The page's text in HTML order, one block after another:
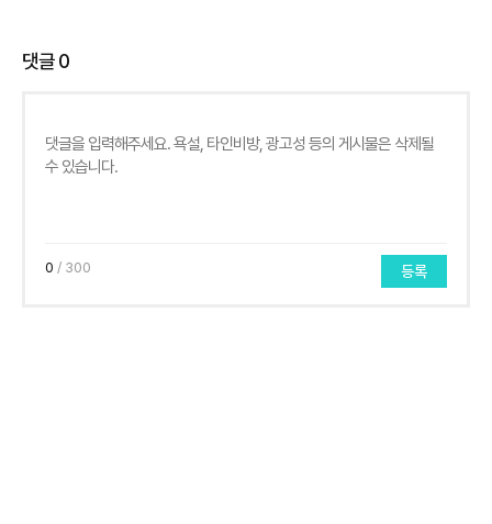
댓글0
0 / 300 등록